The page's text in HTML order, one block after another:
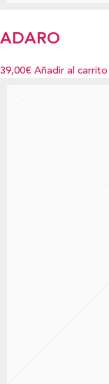
ADARO
39,00€ Añadir al carrito